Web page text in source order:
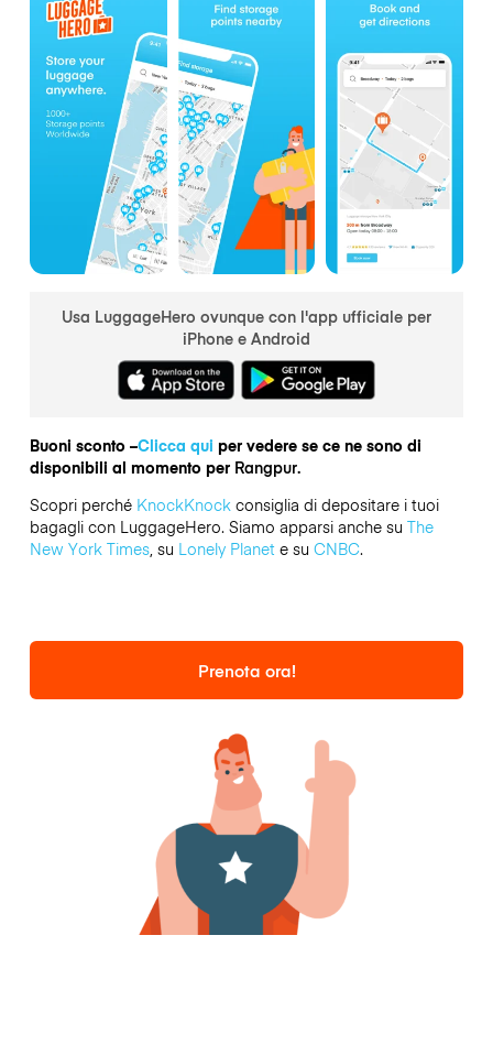
Usa LuggageHero ovunque con l'app ufficiale per
iPhone e Android
Buoni sconto –Clicca qui per vedere se ce ne sono di
disponibili al momento per Rangpur.
Scopri perché KnockKnockconsiglia di depositare i tuoi
bagagli con LuggageHero. Siamo apparsi anche su The
New York Times, su Lonely Planete su CNBC.
Prenota ora!